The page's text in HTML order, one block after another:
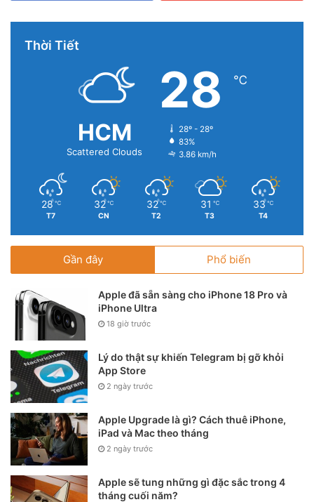
Thời Tiết
HCM
Scattered Clouds
28 ℃
28º - 28º
83%
3.86 km/h
28 ℃
T7
32 ℃
CN
32 ℃
T2
31 ℃
T3
33 ℃
T4
Gần đây Phổ biến
Apple đã sẵn sàng cho iPhone 18 Pro và
iPhone Ultra
18 giờ trước
Lý do thật sự khiến Telegram bị gỡ khỏi
App Store
2 ngày trước
Apple Upgrade là gì? Cách thuê iPhone,
iPad và Mac theo tháng
2 ngày trước
Apple sẽ tung những gì đặc sắc trong 4
tháng cuối năm?